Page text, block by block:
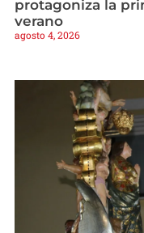
protagoniza la
verano
agosto 4, 2026